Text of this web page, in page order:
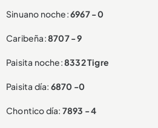
Sinuano noche:6967 - 0
Caribeña:8707 - 9
Paisita noche:8332 Tigre
Paisita día: 6870 -0
Chontico día: 7893 - 4